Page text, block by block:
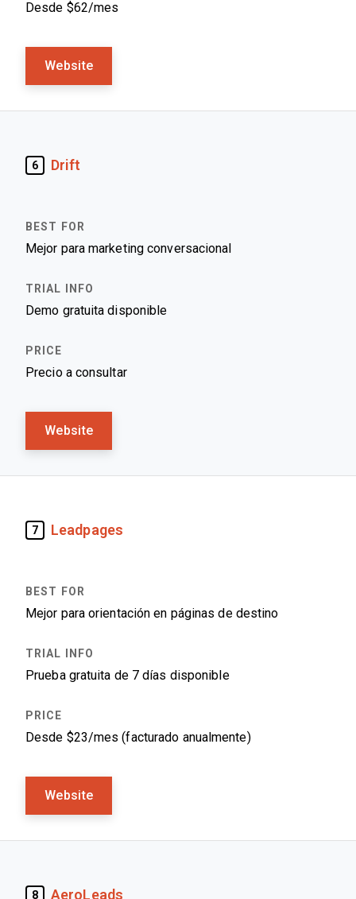
Desde $62/mes
Website
6 Drift
Mejor para marketing conversacional
Demo gratuita disponible
Precio a consultar
Website
7 Leadpages
Mejor para orientación en páginas de destino
Prueba gratuita de 7 días disponible
Desde $23/mes (facturado anualmente)
Website
8 AeroLeads